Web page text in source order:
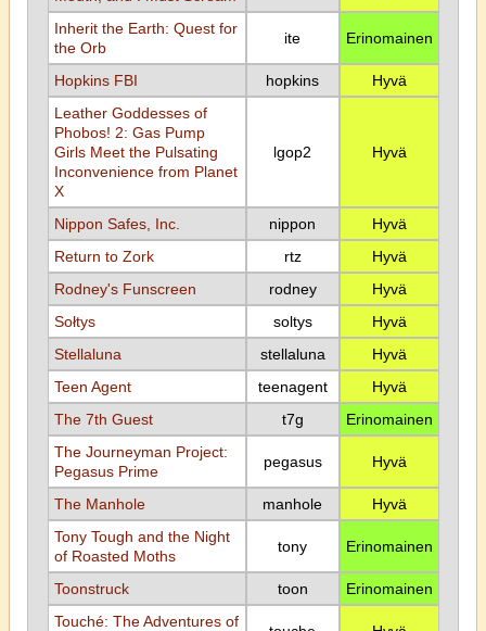
Inherit the Earth: Quest for
the Orb
ite Erinomainen
Hopkins FBI hopkins
Hyvä
Leather Goddesses of
Phobos! 2: Gas Pump
Girls Meet the Pulsating
Inconvenience from Planet
X
lgop2 Hyvä
Nippon Safes, Inc. nippon
Hyvä
Return to Zork
rtz
Hyvä
Rodney's Funscreen
rodney
Hyvä
Sołtys
soltys
Hyvä
Stellaluna
stellaluna
Hyvä
Teen Agent
teenagent
Hyvä
The 7th Guest
t7g
Erinomainen
The Journeyman Project:
Pegasus Prime
pegasus Hyvä
The Manhole manhole
Hyvä
Tony Tough and the Night
of Roasted Moths
tony Erinomainen
Toonstruck toon
Erinomainen
Touché: The Adventures of